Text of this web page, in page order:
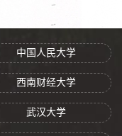
中国人民大学
西南财经大学
武汉大学